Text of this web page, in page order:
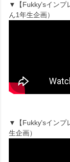
▼【Fukky'sインプ
ん1年生企画）
▼【Fukky'sインプ
生企画）